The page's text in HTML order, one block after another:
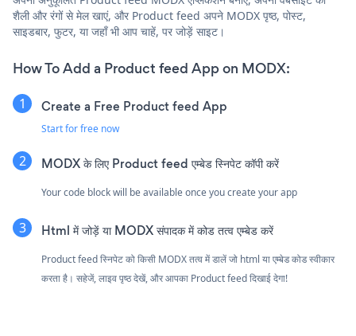
शैली और रंगों से मेल खाएं, और Product feed अपने MODX पृष्ठ, पोस्ट,
साइडबार, फुटर, या जहाँ भी आप चाहें, पर जोड़ें साइट।
How To Add a Product feed App on MODX:
Create a Free Product feed App
Start for free now
MODX के लिए Product feed एम्बेड स्निपेट कॉपी करें
Your code block will be available once you create your app
Html में जोड़ें या MODX संपादक में कोड तत्व एम्बेड करें
Product feed स्निपेट को किसी MODX तत्व में डालें जो html या एम्बेड कोड स्वीकार
करता है। सहेजें, लाइव पृष्ठ देखें, और आपका Product feed दिखाई देगा!